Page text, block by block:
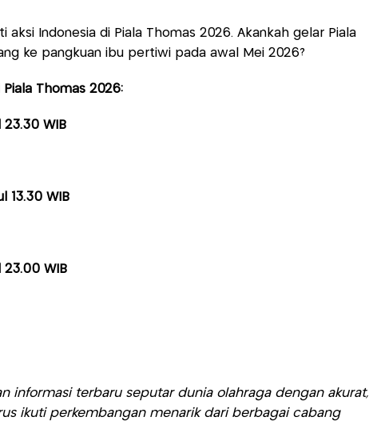
aksi Indonesia di Piala Thomas 2026. Akankah gelar Piala
ke pangkuan ibu pertiwi pada awal Mei 2026?
Thomas 2026:
WIB
13.30 WIB
23.00 WIB
informasi terbaru seputar dunia olahraga dengan akurat,
ikuti perkembangan menarik dari berbagai cabang